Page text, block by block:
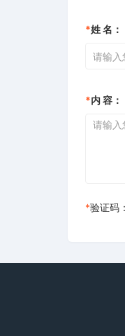
*姓 名：
*内 容：
*验证码：